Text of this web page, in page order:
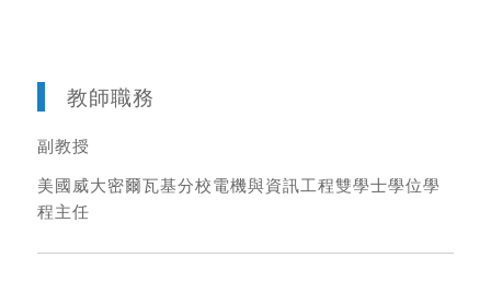
教師職務
副教授
美國威大密爾瓦基分校電機與資訊工程雙學士學位學
程主任